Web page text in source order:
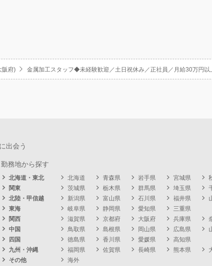
阪府) 金属加工スタッフ◆未経験歓迎／土日祝休み／正社員／月給30万円
出会う
勤務地から探す
北海道・東北 北海道 青森県 岩手県 宮城県
関東
茨城県 栃木県 群馬県 埼玉県
北陸・甲信越
新潟県 富山県 石川県 福井県
東海
岐阜県 静岡県 愛知県
三重県
関西
滋賀県 京都府 大阪府 兵庫県
中国
鳥取県 島根県 岡山県 広島県
四国
徳島県 香川県 愛媛県
高知県
九州・沖縄
福岡県 佐賀県 長崎県 熊本県
その他
海外